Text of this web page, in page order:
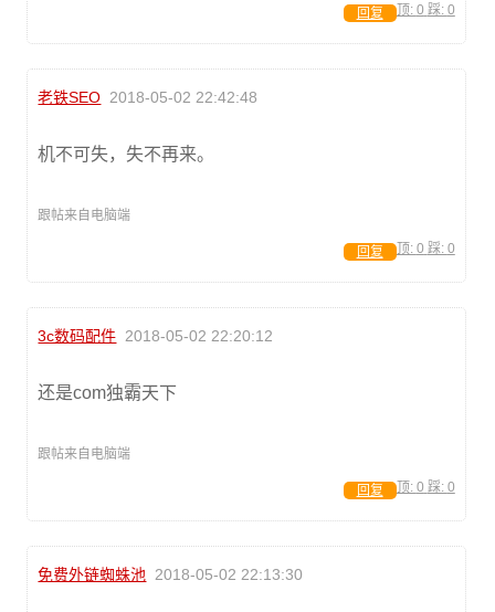
顶: 0 踩: 0
回复
老铁SEO 2018-05-02 22:42:48
机不可失，失不再来。
跟帖来自电脑端
顶: 0 踩: 0
回复
3c数码配件 2018-05-02 22:20:12
还是com独霸天下
跟帖来自电脑端
顶: 0 踩: 0
回复
免费外链蜘蛛池 2018-05-02 22:13:30